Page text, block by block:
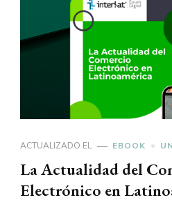
ACTUALIZADO EL EBOOK
La Actualidad del
Electrónico en